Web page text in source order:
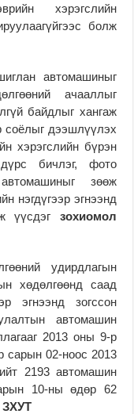
хэрэгслийн
болж
автомашиныг
ачааллыг
байдлыг хангаж
соёлыг дээшлүүлэх
хэрэгслийн бүрэн
бичлэг, фото
зөөж
нэгдүгээр эгнээнд
үүсдэг зохиомол
удирдлагын
хөдөлгөөнд саад
эгнээнд зогссон
автомашин
2013 оны 9-р
сарын 02-ноос 2013
2193 автомашин
10-ны өдөр 62
ЗХУТ